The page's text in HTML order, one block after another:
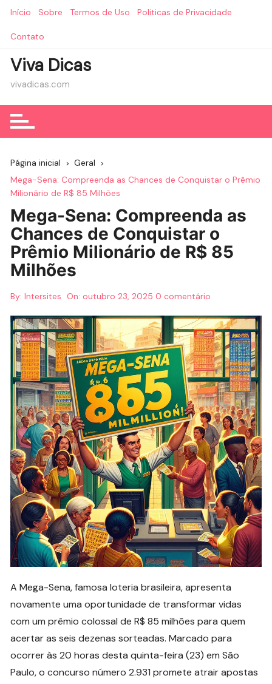
Início Sobre Termos de Uso Politicas de Privacidade
Contato
Viva Dicas
vivadicas.com
Página inicial
Geral
Mega-Sena: Compreenda as Chances de Conquistar o Prêmio
Milionário de R$ 85 Milhões
Mega-Sena: Compreenda as
Chances de Conquistar o
Prêmio Milionário de R$ 85
Milhões
By: Intersites On:outubro 23, 2025 0 comentário
A Mega-Sena, famosa loteria brasileira, apresenta
novamente uma oportunidade de transformar vidas
com um prêmio colossal de R$ 85 milhões para quem
acertar as seis dezenas sorteadas. Marcado para
ocorrer às 20 horas desta quinta-feira (23) em São
Paulo, o concurso número 2.931 promete atrair apostas